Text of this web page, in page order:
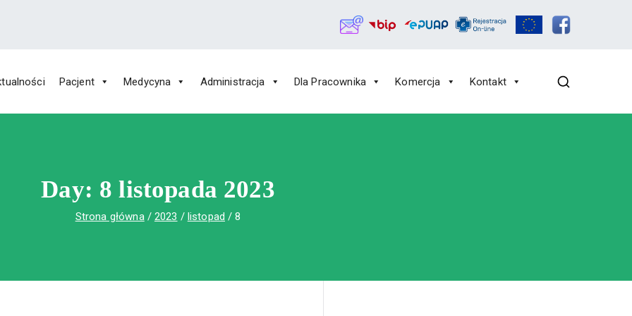
Św. Rafała w Czerwonej Górze
Rafała w Czerwonej Górze
Pacjent Medycyna Administracja Dla Pracownika Komercja Kontakt
Day: 8 listopada 2023
Strona główna 2023 listopad 8